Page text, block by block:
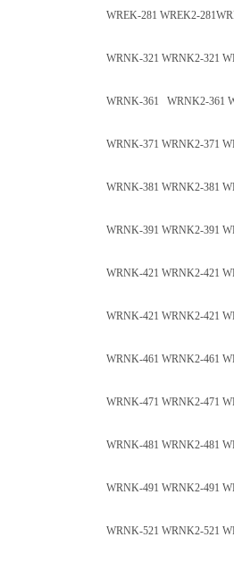
WREK-281 WREK2-
WRNK-321 WRNK2-321
WRNK-361 WRNK2-361
WRNK-371 WRNK2-371
WRNK-381 WRNK2-381
WRNK-391 WRNK2-391
WRNK-421 WRNK2-421
WRNK-421 WRNK2-421
WRNK-461 WRNK2-461
WRNK-471 WRNK2-471
WRNK-481 WRNK2-481
WRNK-491 WRNK2-491
WRNK-521 WRNK2-521